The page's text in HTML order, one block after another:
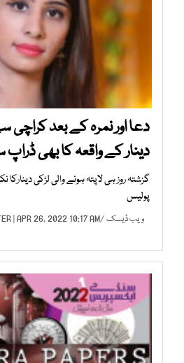
دینار کے واقعہ کا بھی
گزشتہ روز ہی لاپتہ ہونے والی لڑکی دینارکا
پولیس
ویب ڈیسک/
| APR 26, 2022 10:17 AM |